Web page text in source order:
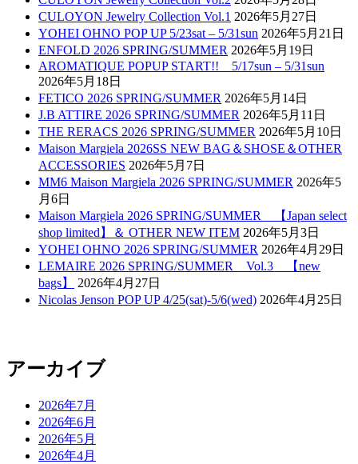
CULOYON Jewelry Collection Vol.1 2026年5月27日
YOHEI OHNO POP UP 5/23sat – 5/31sun 2026年5月21日
ENFOLD 2026 SPRING/SUMMER 2026年5月19日
AROMATIQUE POPUP START!! 5/17sun – 5/31sun
2026年5月18日
FETICO 2026 SPRING/SUMMER 2026年5月14日
J.B ATTIRE 2026 SPRING/SUMMER 2026年5月11日
THE RERACS 2026 SPRING/SUMMER 2026年5月10日
Maison Margiela 2026SS NEW BAG＆SHOSE＆OTHER
ACCESSORIES 2026年5月7日
MM6 Maison Margiela 2026 SPRING/SUMMER 2026年5
月6日
Maison Margiela 2026 SPRING/SUMMER 【Japan select
shop limited】＆ OTHER NEW ITEM 2026年5月3日
YOHEI OHNO 2026 SPRING/SUMMER 2026年4月29日
LEMAIRE 2026 SPRING/SUMMER Vol.3 【new
bags】
2026年4月27日
Nicolas Jenson POP UP 4/25(sat)-5/6(wed) 2026年4月25日
アーカイブ
2026年7月
2026年6月
2026年5月
2026年4月